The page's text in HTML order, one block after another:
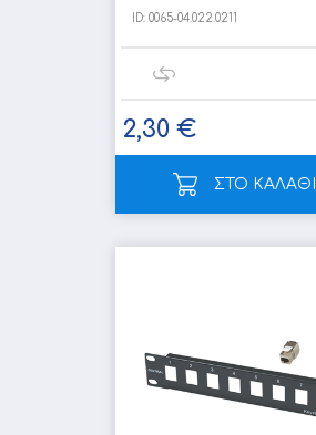
ID: 0065-04.022.0211
2,30 €
ΣΤΟ ΚΑΛΑΘΙ